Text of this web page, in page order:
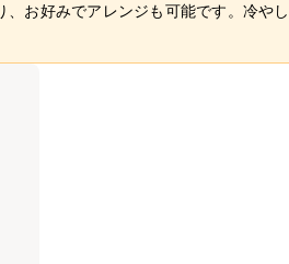
お好みでアレンジも可能です。冷や